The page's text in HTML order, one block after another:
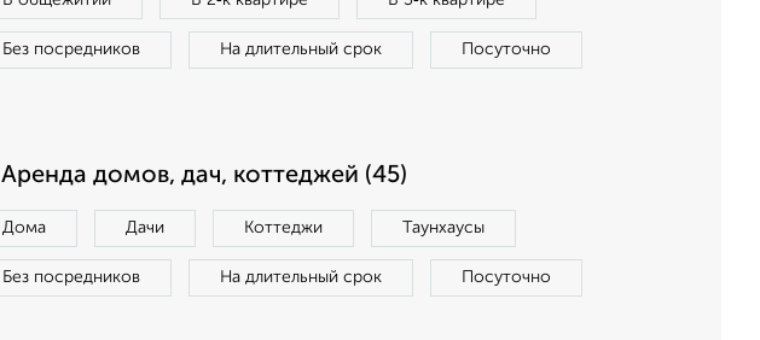
Без посредников На длительный срок Посуточно
Аренда домов, дач, коттеджей (45)
Дома Дачи Коттеджи Таунхаусы
Без посредников На длительный срок Посуточно